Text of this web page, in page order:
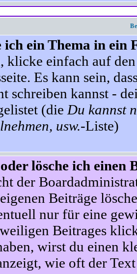
ich ein Thema in ein
klicke einfach auf
Es kann sein,
schreiben kannst -
(die Du kannst
usw.-Liste)
lösche ich einen
der
Beiträge
nur für eine
Beitrages
wirst du einen
wie oft der